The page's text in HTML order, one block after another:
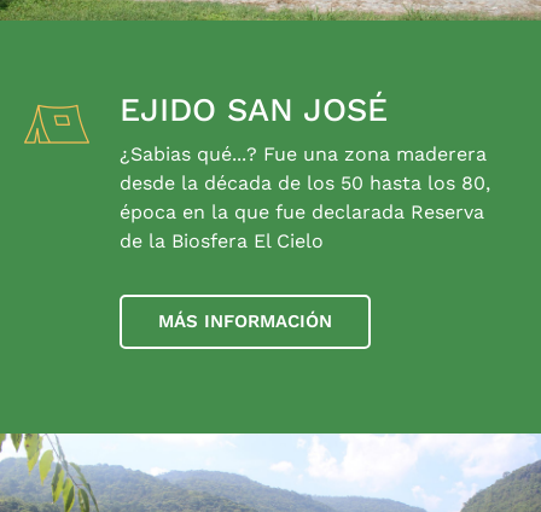
EJIDO SAN JOSÉ
¿Sabias qué...? Fue una zona maderera
desde la década de los 50 hasta los 80,
época en la que fue declarada Reserva
de la Biosfera El Cielo
MÁS INFORMACIÓN